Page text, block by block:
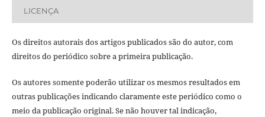
LICENÇA
Os direitos autorais dos artigos publicados são do autor, com
direitos do periódico sobre a primeira publicação.
Os autores somente poderão utilizar os mesmos resultados em
outras publicações indicando claramente este periódico como o
meio da publicação original. Se não houver tal indicação,